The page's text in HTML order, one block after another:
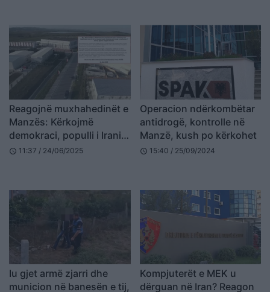
Reagojnë muxhahedinët e
Manzës: Kërkojmë
demokraci, populli i Iranit
ta rrëzojë vetë Khamenein
schedule 11:37 / 24/06/2025
Operacion ndërkombëtar
antidrogë, kontrolle në
Manzë, kush po kërkohet
schedule 15:40 / 25/09/2024
Iu gjet armë zjarri dhe
municion në banesën e tij,
Kompjuterët e MEK u
dërguan në Iran? Reagon